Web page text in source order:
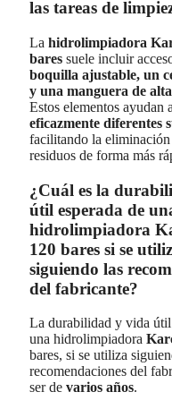
las tareas de
La hidrolimpiadora
bares suele incluir
boquilla ajustable, un
y una manguera de
Estos elementos ayudan a
eficazmente diferentes
facilitando la
residuos de forma más
¿Cuál es la
útil esperada de
hidrolimpiadora
120 bares si se
siguiendo las
del fabricante?
La durabilidad y vida útil
una hidrolimpiadora
bares, si se utiliza
recomendaciones del
ser de varios años.